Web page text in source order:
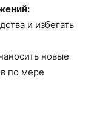
и избегать
новые
по мере